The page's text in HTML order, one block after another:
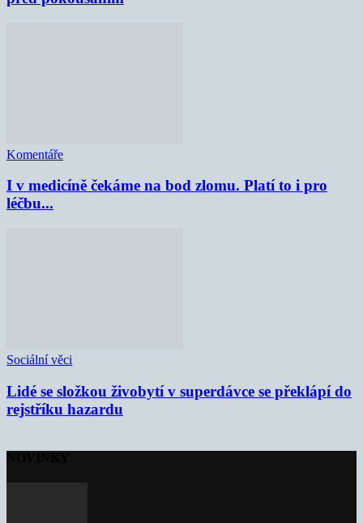
Komentáře
I v medicíně čekáme na bod zlomu. Platí to i pro
léčbu...
Sociální věci
Lidé se složkou živobytí v superdávce se překlápí do
rejstříku hazardu